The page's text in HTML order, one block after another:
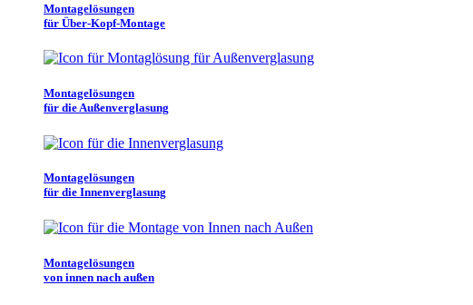
Montagelösungen
für Über-Kopf-Montage
Montagelösungen
für die Außenverglasung
Montagelösungen
für die Innenverglasung
Montagelösungen
von innen nach außen